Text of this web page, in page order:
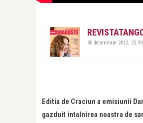
30 decembrie 2012, 23:39
Editia de Craciun a emisiunii
gazduit intalnirea noastra de